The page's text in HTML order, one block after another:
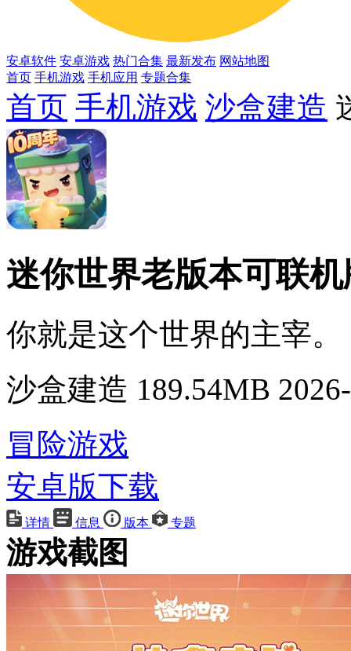
安卓软件 安卓游戏 热门合集 最新发布 网站地图
首页 手机游戏 手机应用 专题合集
首页 手机游戏 沙盒建造
迷你世界老版本可联机
你就是这个世界的主宰。
沙盒建造 189.54MB
冒险游戏
安卓版下载
详情 信息 版本 专题
游戏截图